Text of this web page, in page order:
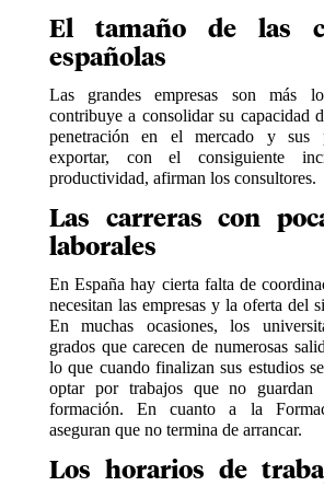
El tamaño de las
españolas
Las grandes empresas son más
contribuye a consolidar su capacidad
penetración en el mercado y sus
exportar, con el consiguiente
productividad, afirman los consultores.
Las carreras con
laborales
En España hay cierta falta de
necesitan las empresas y la oferta del
En muchas ocasiones, los
grados que carecen de numerosas
lo que cuando finalizan sus estudios
optar por trabajos que no guardan
formación. En cuanto a la
aseguran que no termina de arrancar.
Los horarios de